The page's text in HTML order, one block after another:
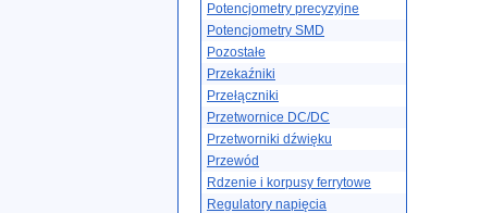
Potencjometry precyzyjne
Potencjometry SMD
Pozostałe
Przekaźniki
Przełączniki
Przetwornice DC/DC
Przetworniki dźwięku
Przewód
Rdzenie i korpusy ferrytowe
Regulatory napięcia